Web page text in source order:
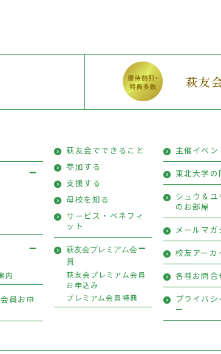
萩友
内
員お申
萩友会でできること
参加する
支援する
母校を知る
サービス・ベネフィ
ット
萩友会プレミアム会
員
萩友会プレミアム会員
お申込み
プレミアム会員特典
主催イベン
東北大学
シュウ＆
のお部屋
メールマガ
校友アーカ
各種お問合
プライバ
ー